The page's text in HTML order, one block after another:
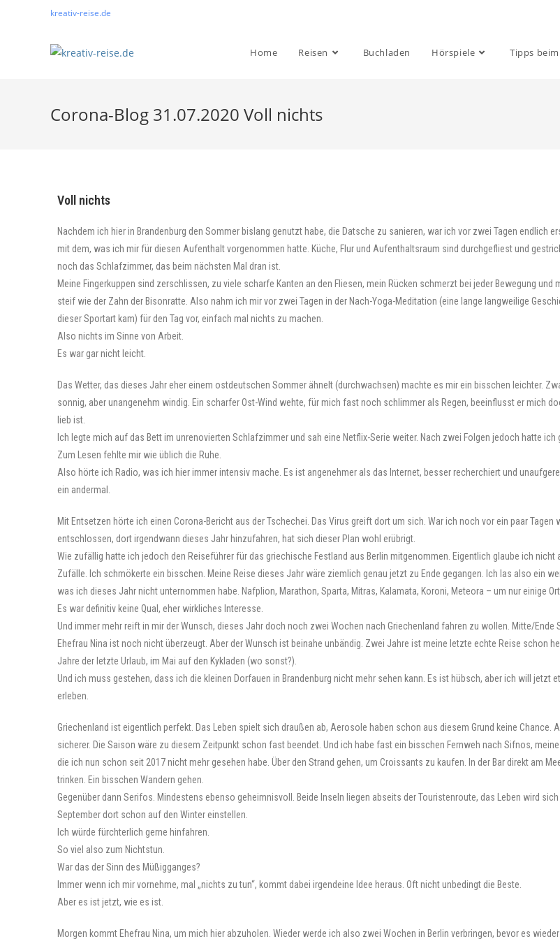
kreativ-reise.de
Home Reisen Buchladen Hörspiele Tipps
Corona-Blog 31.07.2020 Voll nichts
Voll nichts
Nachdem ich hier in Brandenburg den Sommer bislang genutzt habe, die Datsche zu sanieren, war ich vor zwei Tagen endlich
mit dem, was ich mir für diesen Aufenthalt vorgenommen hatte. Küche, Flur und Aufenthaltsraum sind durchgefliest und
noch das Schlafzimmer, das beim nächsten Mal dran ist.
Meine Fingerkuppen sind zerschlissen, zu viele scharfe Kanten an den Fliesen, mein Rücken schmerzt bei jeder Bewegung und
steif wie der Zahn der Bisonratte. Also nahm ich mir vor zwei Tagen in der Nach-Yoga-Meditation (eine lange langweilige
dieser Sportart kam) für den Tag vor, einfach mal nichts zu machen.
Also nichts im Sinne von Arbeit.
Es war gar nicht leicht.
Das Wetter, das dieses Jahr eher einem ostdeutschen Sommer ähnelt (durchwachsen) machte es mir ein bisschen leichter.
sonnig, aber unangenehm windig. Ein scharfer Ost-Wind wehte, für mich fast noch schlimmer als Regen, beeinflusst er mich
lieb ist.
Ich legte mich auf das Bett im unrenovierten Schlafzimmer und sah eine Netflix-Serie weiter. Nach zwei Folgen jedoch hatte ich
Zum Lesen fehlte mir wie üblich die Ruhe.
Also hörte ich Radio, was ich hier immer intensiv mache. Es ist angenehmer als das Internet, besser recherchiert und
ein andermal.
Mit Entsetzen hörte ich einen Corona-Bericht aus der Tschechei. Das Virus greift dort um sich. War ich noch vor ein paar Tagen
entschlossen, dort irgendwann dieses Jahr hinzufahren, hat sich dieser Plan wohl erübrigt.
Wie zufällig hatte ich jedoch den Reiseführer für das griechische Festland aus Berlin mitgenommen. Eigentlich glaube ich nicht
Zufälle. Ich schmökerte ein bisschen. Meine Reise dieses Jahr wäre ziemlich genau jetzt zu Ende gegangen. Ich las also ein
was ich dieses Jahr nicht unternommen habe. Nafplion, Marathon, Sparta, Mitras, Kalamata, Koroni, Meteora – um nur einige
Es war definitiv keine Qual, eher wirkliches Interesse.
Und immer mehr reift in mir der Wunsch, dieses Jahr doch noch zwei Wochen nach Griechenland fahren zu wollen. Mitte/Ende
Ehefrau Nina ist noch nicht überzeugt. Aber der Wunsch ist beinahe unbändig. Zwei Jahre ist meine letzte echte Reise schon
Jahre der letzte Urlaub, im Mai auf den Kykladen (wo sonst?).
Und ich muss gestehen, dass ich die kleinen Dorfauen in Brandenburg nicht mehr sehen kann. Es ist hübsch, aber ich will jetzt
erleben.
Griechenland ist eigentlich perfekt. Das Leben spielt sich draußen ab, Aerosole haben schon aus diesem Grund keine Chance.
sicherer. Die Saison wäre zu diesem Zeitpunkt schon fast beendet. Und ich habe fast ein bisschen Fernweh nach Sifnos,
die ich nun schon seit 2017 nicht mehr gesehen habe. Über den Strand gehen, um Croissants zu kaufen. In der Bar direkt am
trinken. Ein bisschen Wandern gehen.
Gegenüber dann Serifos. Mindestens ebenso geheimnisvoll. Beide Inseln liegen abseits der Touristenroute, das Leben wird sich
September dort schon auf den Winter einstellen.
Ich würde fürchterlich gerne hinfahren.
So viel also zum Nichtstun.
War das der Sinn des Müßigganges?
Immer wenn ich mir vornehme, mal „nichts zu tun“, kommt dabei irgendeine Idee heraus. Oft nicht unbedingt die Beste.
Aber es ist jetzt, wie es ist.
Morgen kommt Ehefrau Nina, um mich hier abzuholen. Wieder werde ich also zwei Wochen in Berlin verbringen, bevor es